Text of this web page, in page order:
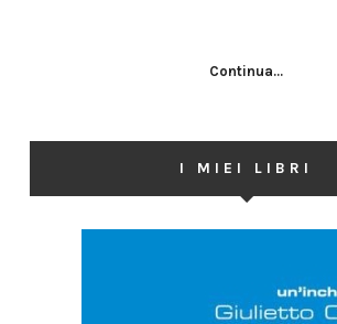
Continua...
I MIEI LIBRI